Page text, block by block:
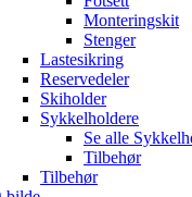
Monteringskit
Stenger
Lastesikring
Reservedeler
Skiholder
Sykkelholdere
Se alle
Tilbehør
Tilbehør